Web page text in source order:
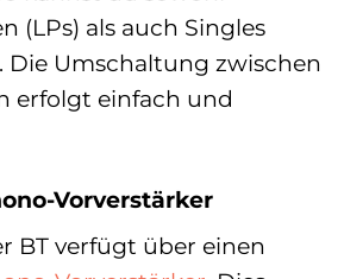
(LPs) als auch Singles
Die Umschaltung zwischen
erfolgt einfach und
Vorverstärker
BT verfügt über einen